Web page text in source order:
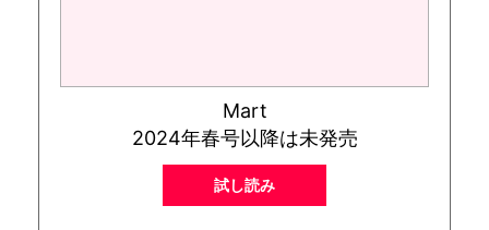
Mart
2024年春号以降は未発売
試し読み